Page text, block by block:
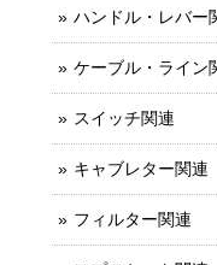
ハンドル・レバー
ケーブル・ライン
スイッチ関連
キャブレター関連
フィルター関連